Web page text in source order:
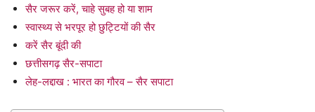
सैर जरूर करें, चाहे सुबह हो या शाम
स्वास्थ्य से भरपूर हो छुट्टियों की सैर
करें सैर बूंदी की
छत्तीसगढ़ सैर-सपाटा
लेह-लद्दाख : भारत का गौरव – सैर सपाटा